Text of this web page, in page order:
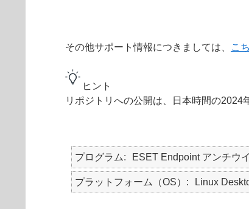
その他サポート情報につきましては、 こ
ヒント
リポジトリへの公開は、日本時間の2024
プログラム ESET Endpoint アンチウ
プラットフォーム（OS） Linux